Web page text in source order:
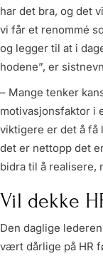
har det bra, og det
vi får et renommé
og legger til at i
hodene”, er
– Mange tenker
motivasjonsfaktor i
viktigere er det å få
det er nettopp det
bidra til å realisere,
Vil dekke
Den daglige
vært dårlige på HR